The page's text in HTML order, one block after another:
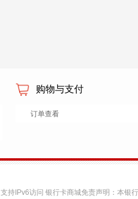
购物与支付
订单查看
支持IPv6访问 银行卡商城免责声明：本银